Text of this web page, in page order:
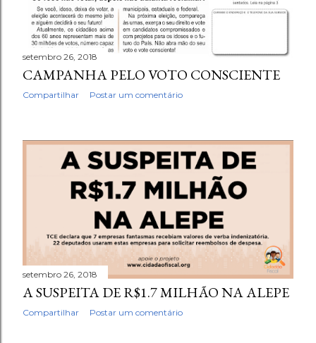
setembro 26, 2018
CAMPANHA PELO VOTO CONSCIENTE
Compartilhar Postar um comentário
setembro 26, 2018
A SUSPEITA DE R$1.7 MILHÃO NA ALEPE
Compartilhar Postar um comentário